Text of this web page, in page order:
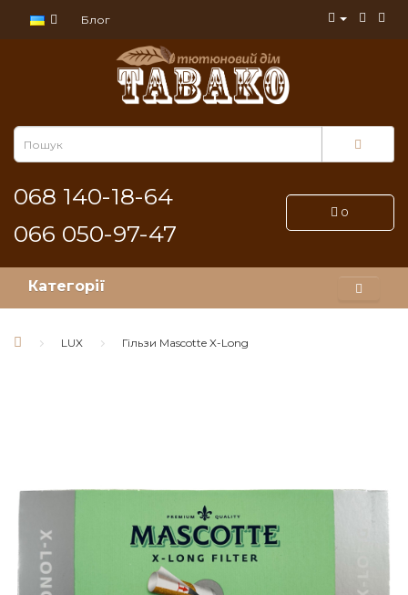
Блог
068 140-18-64
066 050-97-47
0
Категорії
LUX Гільзи Mascotte X-Long